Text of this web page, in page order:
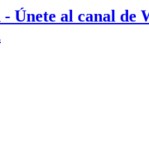
- Únete al canal de